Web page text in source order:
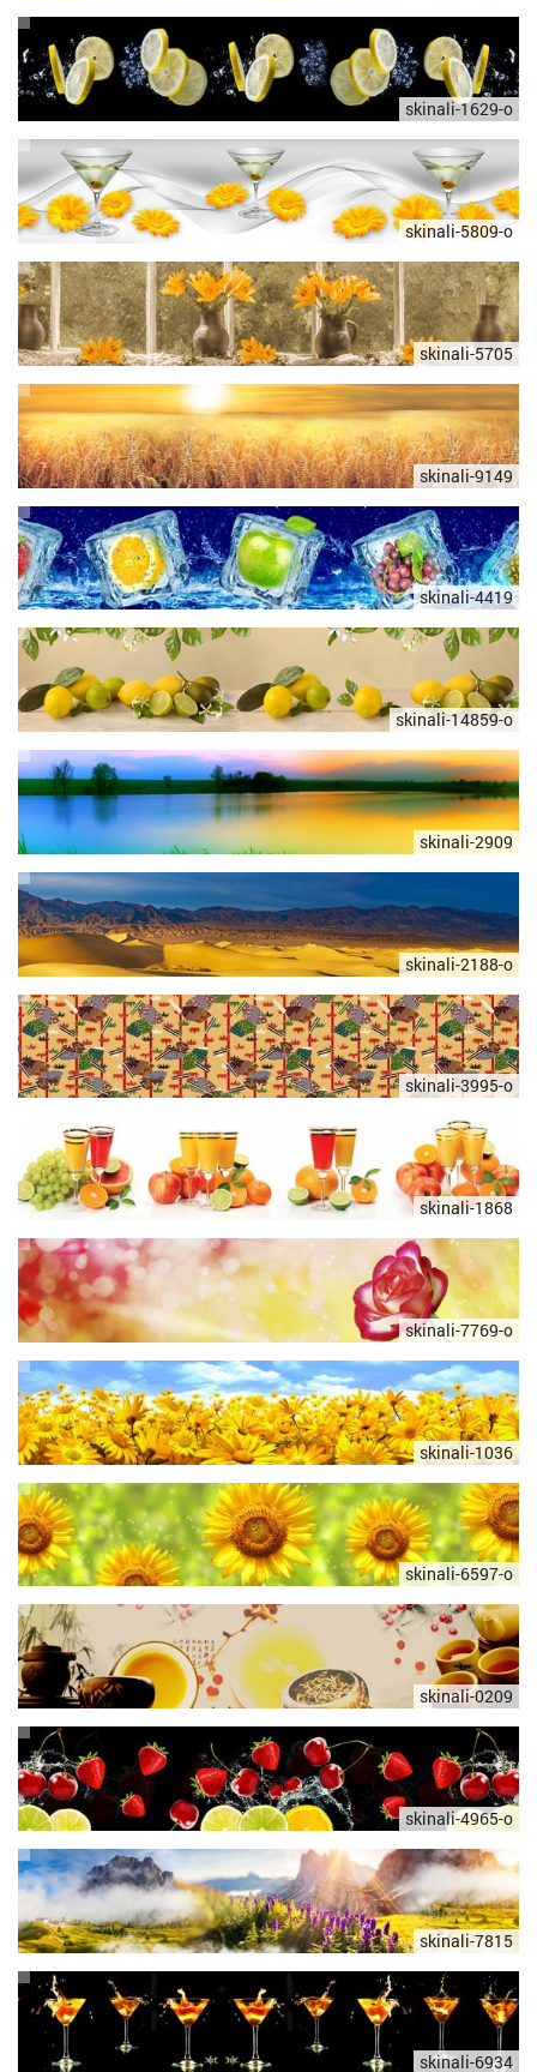
skinali-1629-o
skinali-5809-o
skinali-5705
skinali-9149
skinali-4419
skinali-14859-o
skinali-2909
skinali-2188-o
skinali-3995-o
skinali-1868
skinali-7769-o
skinali-1036
skinali-6597-o
skinali-0209
skinali-4965-o
skinali-7815
skinali-6934